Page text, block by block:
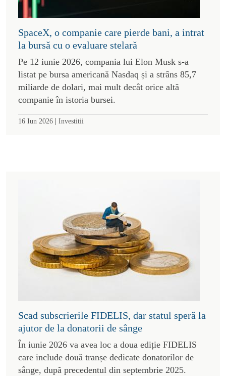
SpaceX, o companie care pierde bani, a intrat
la bursă cu o evaluare stelară
Pe 12 iunie 2026, compania lui Elon Musk s-a
listat pe bursa americană Nasdaq și a strâns 85,7
miliarde de dolari, mai mult decât orice altă
companie în istoria bursei.
16 Iun 2026 | Investitii
Scad subscrierile FIDELIS, dar statul speră la
ajutor de la donatorii de sânge
În iunie 2026 va avea loc a doua ediție FIDELIS
care include două tranșe dedicate donatorilor de
sânge, după precedentul din septembrie 2025.